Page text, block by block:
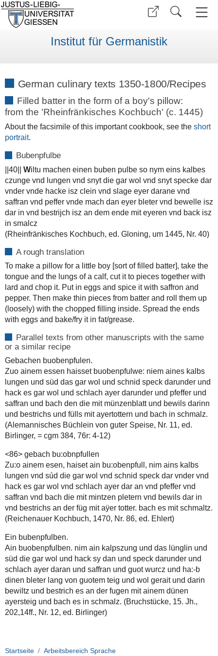
Institut für Germanistik
German culinary texts 1350-1800/Recipes
Filled batter in the form of a boy's pillow:
from the 'Rheinfränkisches Kochbuch' (c. 1445)
About the facsimile of this important cookbook, see the short
portrait.
Bubenpfulbe
||40|| Wiltu machen einen buben pulbe so nym eins kalbes
czunge vnd lungen vnd snyt die gar wol vnd snyt specke dar
vnder vnde hacke isz clein vnd slage eyer darane vnd
saffran vnd peffer vnde mach dan eyer bleter vnd bewelle isz
dar in vnd bestrijch isz an dem ende mit eyeren vnd back isz
in smalcz
(Rheinfränkisches Kochbuch, ed. Gloning, um 1445, Nr. 40)
A rough translation
To make a pillow for a little boy [sort of filled batter], take the
tongue and the lungs of a calf, cut it to pieces together with
lard and chop it. Put in eggs and spice it with saffron and
pepper. Then make thin pieces from batter and roll them up
(loosely) with the chopped filling inside. Spread the ends
with eggs and bake/fry it in fat/grease.
Parallel texts from other manuscripts with the same
or a similar recipe
Gebachen buobenpfulen.
Zuo ainem essen haisset buobenpfulwe: niem aines kalbs
lungen und süd das gar wol und schnid speck darunder und
hack es gar wol und schlach ayer darunder und pfeffer und
saffran und bach den die mit münzenblatt und bewils darinn
und bestrichs und fülls mit ayertottern und bach in schmalz.
(Alemannisches Büchlein von guter Speise, Nr. 11, ed.
Birlinger, = cgm 384, 76r: 4-12)
<86> gebach bu:obnpfullen
Zu:o ainem esen, haiset ain bu:obenpfull, nim ains kalbs
lungen vnd súd die gar wol vnd schnid speck dar vnder vnd
hack es gar wol vnd schlach ayer dar an vnd pfeffer vnd
saffran vnd bach die mit mintzen pletern vnd bewils dar in
vnd bestrichs an der füg mit aÿer totter. bach es mit schmaltz.
(Reichenauer Kochbuch, 1470, Nr. 86, ed. Ehlert)
Ein bubenpfulben.
Ain buobenpfulben. nim ain kalpszung und das lünglin und
süd die gar wol und hack sy dan und speck darunder und
schlach ayer daran und saffran und guot wurcz und ha:-b
dinen bleter lang von guotem teig und wol gerait und darin
bewiltz und bestrich es an der fugen mit ainem dünen
ayersteig und bach es in schmalz. (Bruchstücke, 15. Jh.,
202,14ff., Nr. 12, ed. Birlinger)
Startseite Arbeitsbereich Sprache